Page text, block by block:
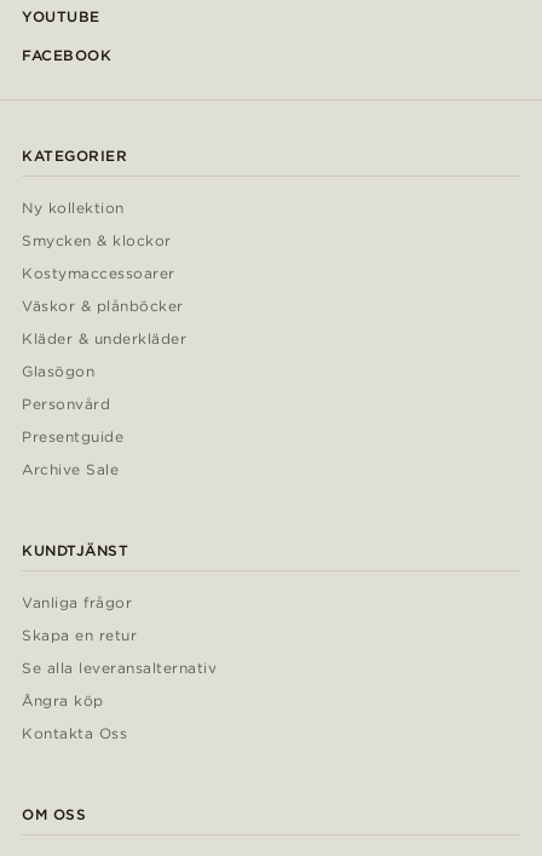
YOUTUBE
FACEBOOK
KATEGORIER
Ny kollektion
Smycken & klockor
Kostymaccessoarer
Väskor & plånböcker
Kläder & underkläder
Glasögon
Personvård
Presentguide
Archive Sale
KUNDTJÄNST
Vanliga frågor
Skapa en retur
Se alla leveransalternativ
Ångra köp
Kontakta Oss
OM OSS